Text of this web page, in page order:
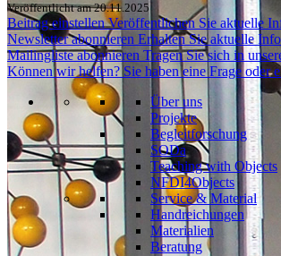
Veröffentlicht am 20.11.2025
Beitrag einstellen Veröffentlichen Sie aktuelle
Newsletter abonnieren Erhalten Sie aktuelle
Mailingliste abonnieren Tragen Sie sich in
Können wir helfen? Sie haben eine Frage oder
Über uns
Projekte
Begleitforschung
SODa
Teaching with Objects
NFDI4Objects
Service & Material
Handreichungen
Materialien
Beratung